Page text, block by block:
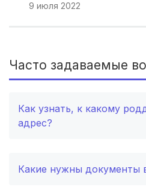
9 июля 2022
Часто задаваемые
Как узнать, к какому
адрес?
Какие нужны документы
Талдом(1 роддом)
Тара